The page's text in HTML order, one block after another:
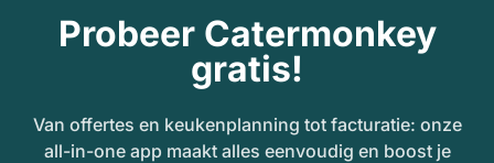
Probeer Catermonkey
gratis!
Van offertes en keukenplanning tot facturatie: onze
all-in-one app maakt alles eenvoudig en boost je